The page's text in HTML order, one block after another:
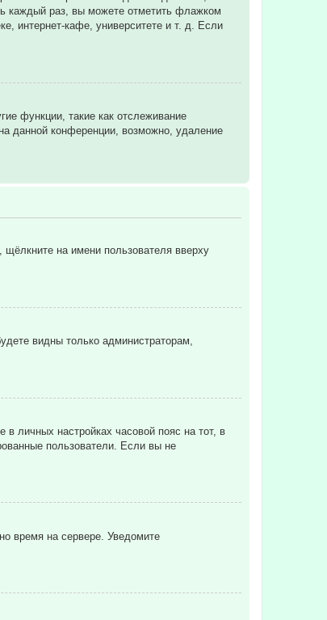
каждый раз, вы можете отметить флажком
интернет-кафе, университете и т. д. Если
функции, такие как отслеживание
данной конференции, возможно, удаление
на имени пользователя вверху
видны только администраторам,
личных настройках часовой пояс на тот, в
пользователи. Если вы не
время на сервере. Уведомите